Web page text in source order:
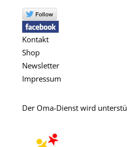
Kontakt
Shop
Newsletter
Impressum
Der Oma-Dienst wird